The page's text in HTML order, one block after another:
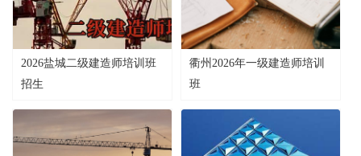
2026盐城二级建造师培训班
招生
衢州2026年一级建造师培训
班